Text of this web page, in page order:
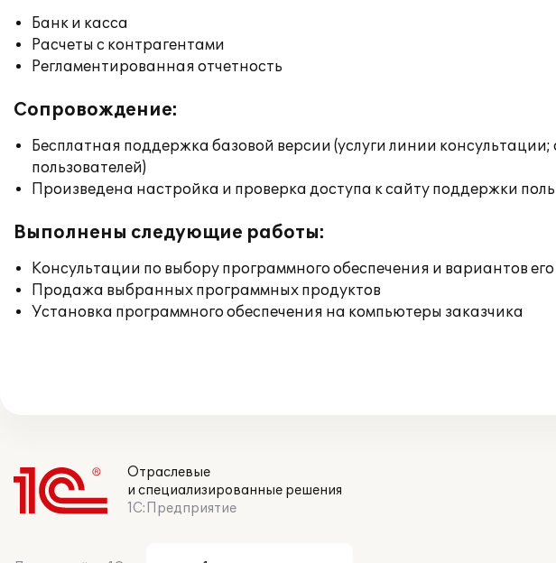
Банк и касса
Расчеты с контрагентами
Регламентированная отчетность
Сопровождение:
Бесплатная поддержка базовой версии (услуги линии
пользователей)
Произведена настройка и проверка доступа к сайту поддержки
Выполнены следующие работы:
Консультации по выбору программного обеспечения и вариантов
Продажа выбранных программных продуктов
Установка программного обеспечения на компьютеры заказчика
Отраслевые
и специализированные решения
1С:Предприятие